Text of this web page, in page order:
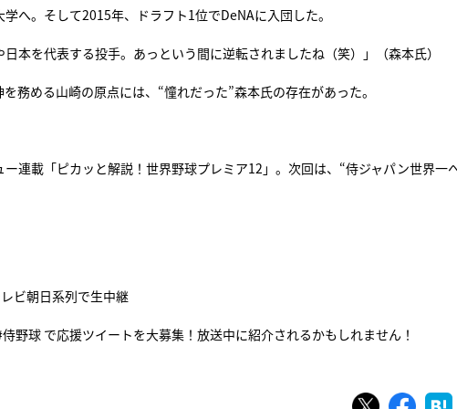
へ。そして2015年、ドラフト1位でDeNAに入団した。
本を代表する投手。あっという間に逆転されましたね（笑）」（森本氏）
務める山崎の原点には、“憧れだった”森本氏の存在があった。
連載「ピカッと解説！世界野球プレミア12」。次回は、“侍ジャパン世界一
ビ朝日系列で生中継
野球 で応援ツイートを大募集！放送中に紹介されるかもしれません！
ツイートシェア